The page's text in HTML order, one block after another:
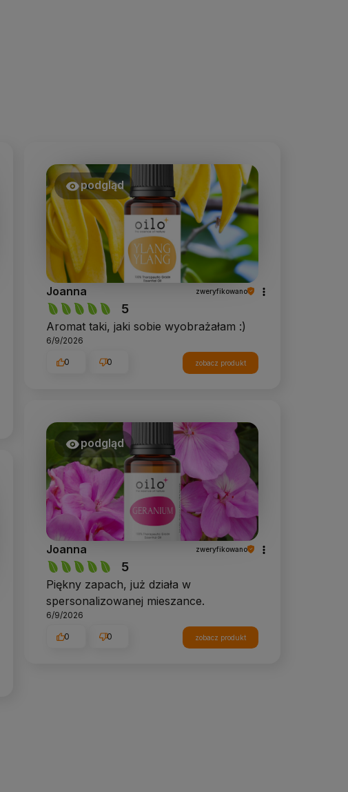
podgląd
Joanna zweryfikowano
5
Aromat taki, jaki sobie wyobrażałam :)
6/9/2026
0 0 zobacz produkt
podgląd
Joanna zweryfikowano
5
Piękny zapach, już działa w
spersonalizowanej mieszance.
6/9/2026
0 0 zobacz produkt